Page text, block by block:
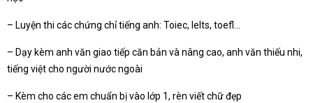
– Luyện thi các chứng chỉ tiếng anh: Toiec, Ielts, toefl…
– Dạy kèm anh văn giao tiếp căn bản và nâng cao, anh văn thiếu nhi,
tiếng việt cho người nước ngoài
– Kèm cho các em chuẩn bị vào lớp 1, rèn viết chữ đẹp